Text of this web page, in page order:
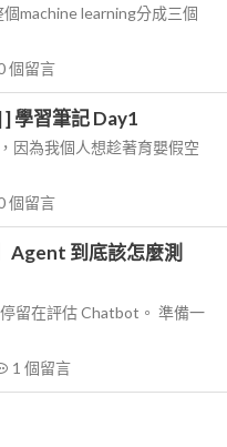
machine learning分成三個
個留言
學習筆記 Day1
因為我個人想趁著育嬰假空
個留言
Agent 到底該怎麼測
留在評估 Chatbot。 準備一
1 個留言